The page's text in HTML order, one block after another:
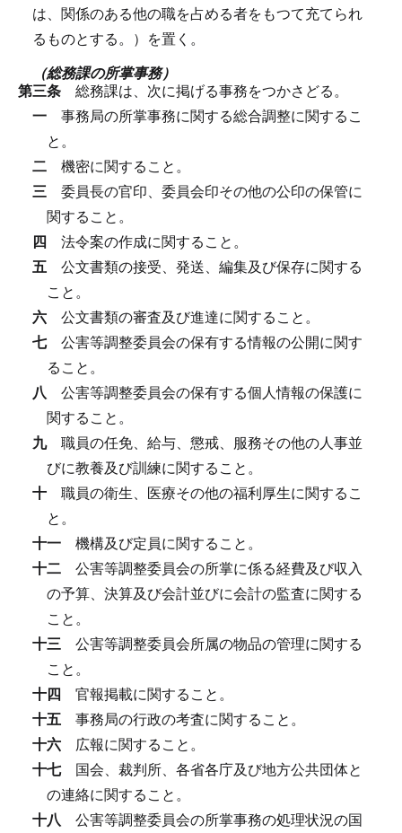
は、関係のある他の職を占める者をもつて充てられ
るものとする。）を置く。
（総務課の所掌事務）
第三条 総務課は、次に掲げる事務をつかさどる。
一 事務局の所掌事務に関する総合調整に関するこ
と。
二 機密に関すること。
三 委員長の官印、委員会印その他の公印の保管に
関すること。
四 法令案の作成に関すること。
五 公文書類の接受、発送、編集及び保存に関する
こと。
六 公文書類の審査及び進達に関すること。
七 公害等調整委員会の保有する情報の公開に関す
ること。
八 公害等調整委員会の保有する個人情報の保護に
関すること。
九 職員の任免、給与、懲戒、服務その他の人事並
びに教養及び訓練に関すること。
十 職員の衛生、医療その他の福利厚生に関するこ
と。
十一 機構及び定員に関すること。
十二 公害等調整委員会の所掌に係る経費及び収入
の予算、決算及び会計並びに会計の監査に関する
こと。
十三 公害等調整委員会所属の物品の管理に関する
こと。
十四 官報掲載に関すること。
十五 事務局の行政の考査に関すること。
十六 広報に関すること。
十七 国会、裁判所、各省各庁及び地方公共団体と
の連絡に関すること。
十八 公害等調整委員会の所掌事務の処理状況の国